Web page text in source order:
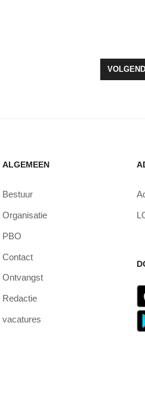
ALS TOON OVER LEVEN
ALGEMEEN
Bestuur
Organisatie
PBO
Contact
Ontvangst
Redactie
vacatures